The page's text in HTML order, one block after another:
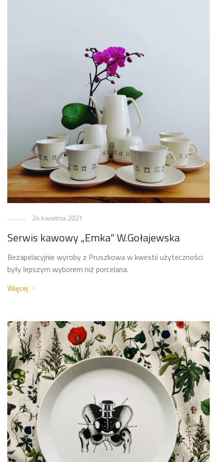
24 kwietnia 2021
Serwis kawowy „Emka” W.Gołajewska
Bezapelacyjnie wyroby z Pruszkowa w kwestii użyteczności
były lepszym wyborem niż porcelana.
Więcej